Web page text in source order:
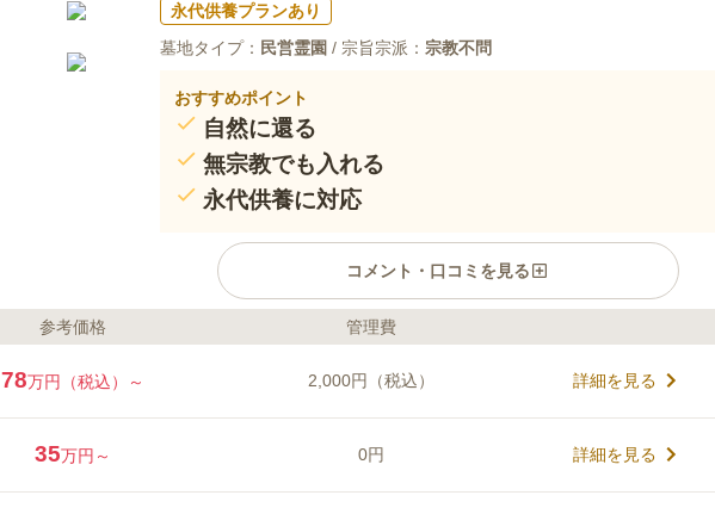
永代供養プランあり
墓地タイプ： 民営霊園 / 宗旨宗派： 宗教不問
おすすめポイント
自然に還る
無宗教でも入れる
永代供養に対応
コメント・口コミを見る
ライフドット編集部のコメント
が苑内を鮮やかに彩っています。 「土に還る」ことに拘りを持
つ方にピッタリです。 苑内はアスファルトで舗装されているバ
参りすることができます。 永代供養なので、お墓の継承者が居
ない方でも安心して眠れます。
口コミ評価
参考価格 管理費
78万円（税込）～ 2,000円（税込） 詳細を見る
35万円～ 0円 詳細を見る